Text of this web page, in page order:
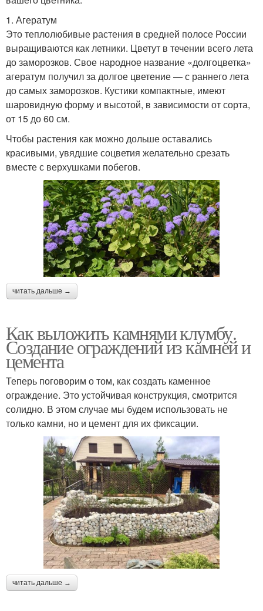
1. Агератум
Это теплолюбивые растения в средней полосе России
выращиваются как летники. Цветут в течении всего лета
до заморозков. Свое народное название «долгоцветка»
агератум получил за долгое цветение — с раннего лета
до самых заморозков. Кустики компактные, имеют
шаровидную форму и высотой, в зависимости от сорта,
от 15 до 60 см.
Чтобы растения как можно дольше оставались
красивыми, увядшие соцветия желательно срезать
вместе с верхушками побегов.
читать дальше →
Как выложить камнями клумбу.
Создание ограждений из камней и
цемента
Теперь поговорим о том, как создать каменное
ограждение. Это устойчивая конструкция, смотрится
солидно. В этом случае мы будем использовать не
только камни, но и цемент для их фиксации.
читать дальше →